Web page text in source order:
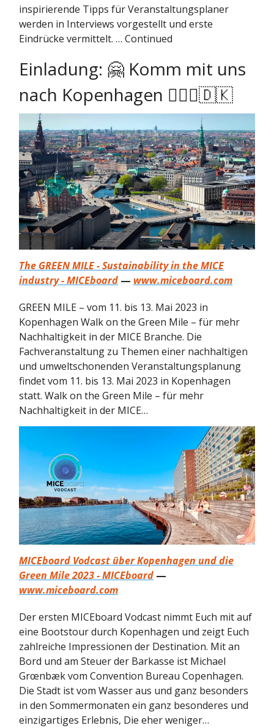
inspirierende Tipps für Veranstaltungsplaner
werden in Interviews vorgestellt und erste
Eindrücke vermittelt. … Continued
Einladung: 🤗 Komm mit uns
nach Kopenhagen 🧜🏻‍♀️🇩🇰
The GREEN MILE - Sustainability in the MICE
industry - MICEboard — www.miceboard.com
GREEN MILE – vom 11. bis 13. Mai 2023 in
Kopenhagen Walk on the Green Mile – für mehr
Nachhaltigkeit in der MICE Branche. Die
Fachveranstaltung zu Themen einer nachhaltigen
und umweltschonenden Veranstaltungsplanung
findet vom 11. bis 13. Mai 2023 in Kopenhagen
statt. Walk on the Green Mile – für mehr
Nachhaltigkeit in der MICE…
MICEboard Vodcast über Kopenhagen und die
Green Mile 2023 - MICEboard —
www.miceboard.com
Der ersten MICEboard Vodcast nimmt Euch mit auf
eine Bootstour durch Kopenhagen und zeigt Euch
zahlreiche Impressionen der Destination. Mit an
Bord und am Steuer der Barkasse ist Michael
Grœnbæk vom Convention Bureau Copenhagen.
Die Stadt ist vom Wasser aus und ganz besonders
in den Sommermonaten ein ganz besonderes und
einzigartiges Erlebnis, Die eher weniger…